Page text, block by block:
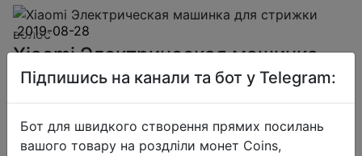
2019-08-28
Xiaomi Электрическая машинка
для стрижки волос
$16.55
Підпишись на канали та бот у Telegram:
Бот для швидкого створення прямих посилань
вашого товару на роздліли монет Coins,